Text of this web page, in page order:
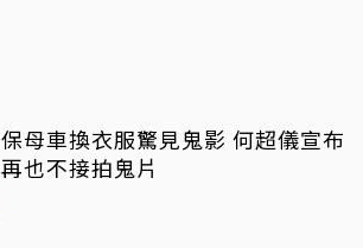
保母車換衣服驚見鬼影 何超儀宣布
再也不接拍鬼片